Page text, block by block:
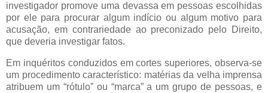
investigador promove uma devassa em pessoas escolhidas
por ele para procurar algum indício ou algum motivo para
acusação, em contrariedade ao preconizado pelo Direito,
que deveria investigar fatos.
Em inquéritos conduzidos em cortes superiores, observa-se
um procedimento característico: matérias da velha imprensa
atribuem um “rótulo” ou “marca” a um grupo de pessoas, e